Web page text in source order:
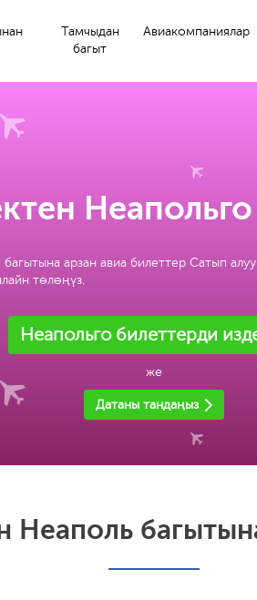
Тамчыдан
багыт
Авиакомпаниялар
арзан авиа билеттер Сатып
төлөңүз.
Неапольго билеттерди
же
Датаны тандаңыз
Неаполь